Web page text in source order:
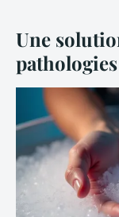
Une